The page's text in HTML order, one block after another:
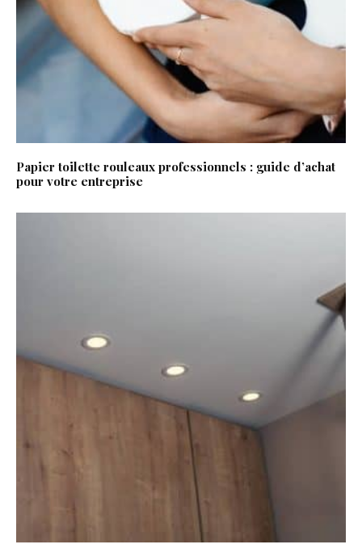
Papier toilette rouleaux professionnels : guide d’achat
pour votre entreprise